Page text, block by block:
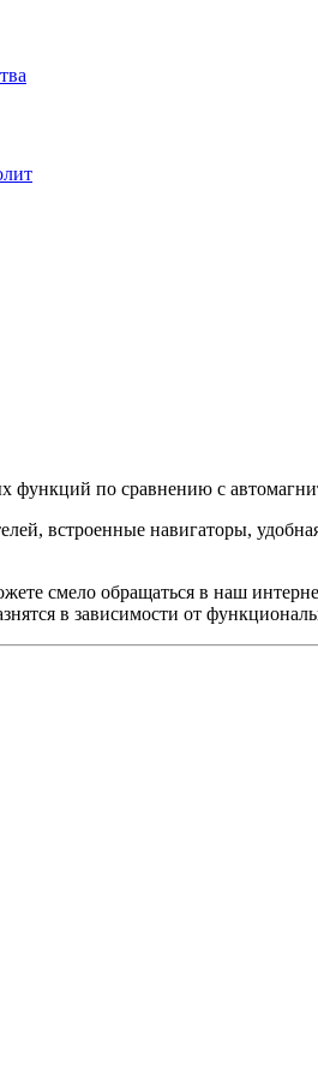
функций по сравнению с
встроенные навигаторы,
смело обращаться в наш
в зависимости от